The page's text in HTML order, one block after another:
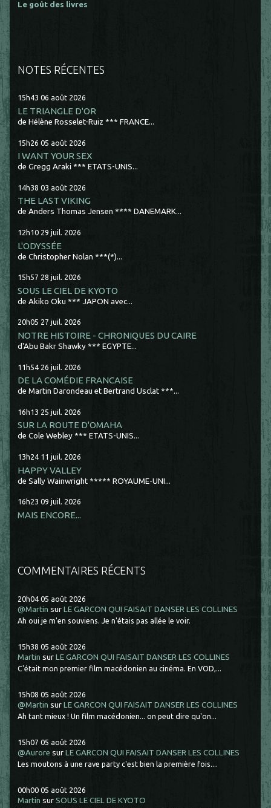
Le goût des livres
NOTES RÉCENTES
15h43 06 août 2026
LE TRIANGLE D'OR
de Hélène Rosselet-Ruiz *** FRANCE...
15h26 05 août 2026
I WANT YOUR SEX
de Gregg Araki *** ETATS-UNIS...
14h38 03 août 2026
THE LAST VIKING
de Anders Thomas Jensen **** DANEMARK...
12h10 29 juil. 2026
L'ODYSSÉE
de Christopher Nolan ***(*)...
15h57 28 juil. 2026
SOUS LE CIEL DE KYOTO
de Akiko Oku *** JAPON avec...
20h05 27 juil. 2026
NOTRE HISTOIRE - CHRONIQUES DU CAIRE
d'Abu Bakr Shawky *** EGYPTE...
11h54 26 juil. 2026
DE LA COMÉDIE FRANCAISE
de Martin Darondeau et Bertrand Usclat ***...
16h13 25 juil. 2026
SUR LA ROUTE D'OMAHA
de Cole Webley *** ETATS-UNIS...
13h24 11 juil. 2026
HAPPY VALLEY
de Sally Wainwright ***** ROYAUME-UNI...
16h23 09 juil. 2026
MAIS ENCORE...
COMMENTAIRES RÉCENTS
20h04 05 août 2026
@Martin surLE GARCON QUI FAISAIT DANSER LES COLLINES
Ah oui je m'en souviens. Je n'étais pas allée le voir.
15h38 05 août 2026
Martin surLE GARCON QUI FAISAIT DANSER LES COLLINES
C'était mon premier film macédonien au cinéma. En VOD,...
15h08 05 août 2026
@Martin surLE GARCON QUI FAISAIT DANSER LES COLLINES
Ah tant mieux ! Un film macédonien... on peut dire qu'on...
15h07 05 août 2026
@Aurore surLE GARCON QUI FAISAIT DANSER LES COLLINES
Les moutons à une rave party c'est bien la première fois....
00h00 05 août 2026
Martin surSOUS LE CIEL DE KYOTO